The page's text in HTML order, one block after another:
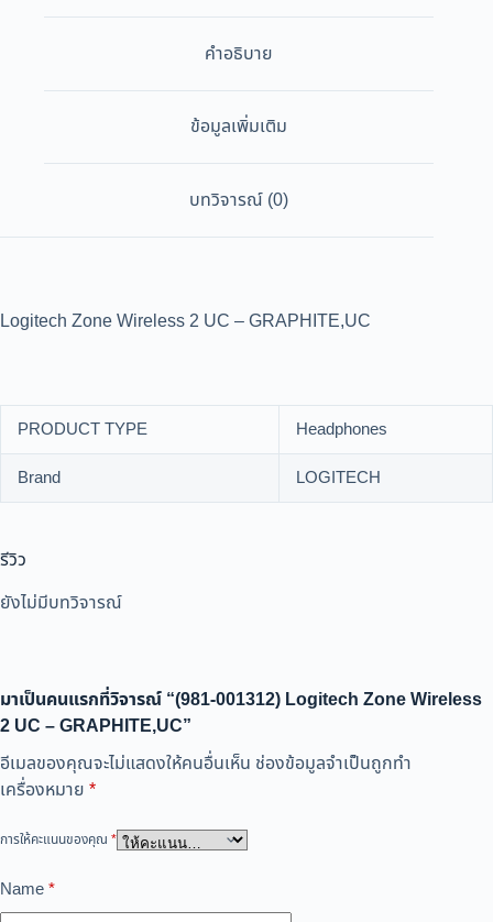
คำอธิบาย
ข้อมูลเพิ่มเติม
บทวิจารณ์ (0)
Logitech Zone Wireless 2 UC – GRAPHITE,UC
PRODUCT TYPE
Headphones
Brand
LOGITECH
รีวิว
ยังไม่มีบทวิจารณ์
มาเป็นคนแรกที่วิจารณ์ “(981-001312) Logitech Zone Wireless
2 UC – GRAPHITE,UC”
อีเมลของคุณจะไม่แสดงให้คนอื่นเห็น ช่องข้อมูลจำเป็นถูกทำ
เครื่องหมาย *
การให้คะแนนของคุณ *
Name*